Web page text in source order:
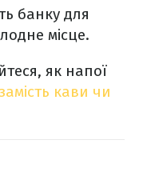
банку для
місце.
як напої
кави чи